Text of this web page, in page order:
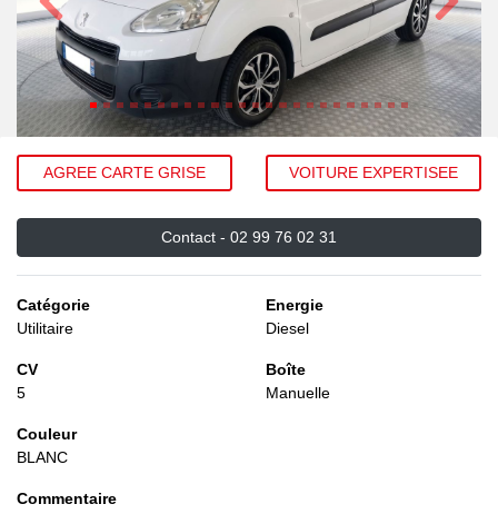
Précédent Suivant
AGREE CARTE GRISE VOITURE EXPERTISEE
Contact - 02 99 76 02 31
Catégorie
Utilitaire
CV
5
Energie
Diesel
Boîte
Manuelle
Couleur
BLANC
Commentaire